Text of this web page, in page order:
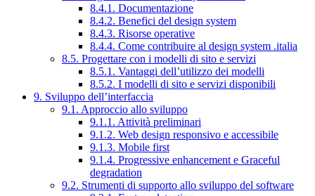
8.4.1. Documentazione
8.4.2. Benefici del design system
8.4.3. Risorse operative
8.4.4. Come contribuire al design system .italia
8.5. Progettare con i modelli di sito e servizi
8.5.1. Vantaggi dell’utilizzo dei modelli
8.5.2. I modelli di sito e servizi disponibili
9. Sviluppo dell’interfaccia
9.1. Approccio allo sviluppo
9.1.1. Attività preliminari
9.1.2. Web design responsivo e accessibile
9.1.3. Mobile first
9.1.4. Progressive enhancement e Graceful
degradation
9.2. Strumenti di supporto allo sviluppo del software